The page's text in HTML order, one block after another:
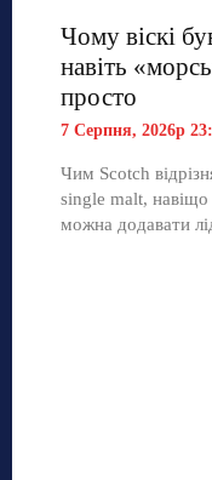
Чому віскі
навіть
просто
7 Серпня, 2026р
Чим Scotch
single malt, навіщо
можна додавати